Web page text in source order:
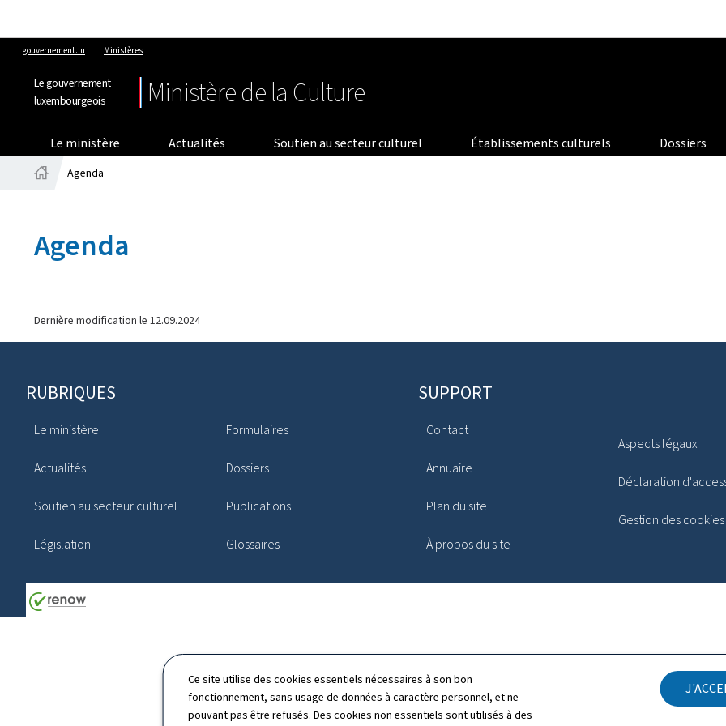
Ce site utilise des cookies essentiels nécessaires à son bon
fonctionnement, sans usage de données à caractère personnel, et ne
pouvant pas être refusés. Des cookies non essentiels sont utilisés à des
gouvernement.lu Ministères
Le gouvernement
luxembourgeois
Ministère de la Culture
Le ministère Actualités Soutien au secteur culturel Établissements culturels Dossiers
Agenda
Agenda
Dernière modification le 12.09.2024
Pied
de
RUBRIQUES
Le ministère
Actualités
Soutien au secteur culturel
Législation
Formulaires
Dossiers
Publications
Glossaires
SUPPORT
Contact
Annuaire
Plan du site
À propos du site
Aspects légaux
Déclaration
Gestion des cookies